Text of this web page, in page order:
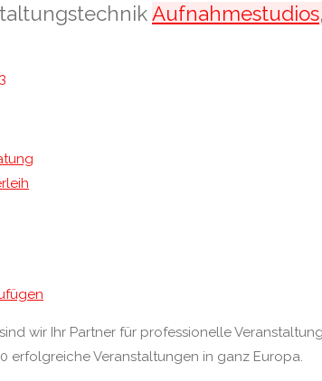
Aufnahmestudios,
wir Ihr Partner für professio­nelle
erfolg­reiche Veran­staltungen in ganz Europa.